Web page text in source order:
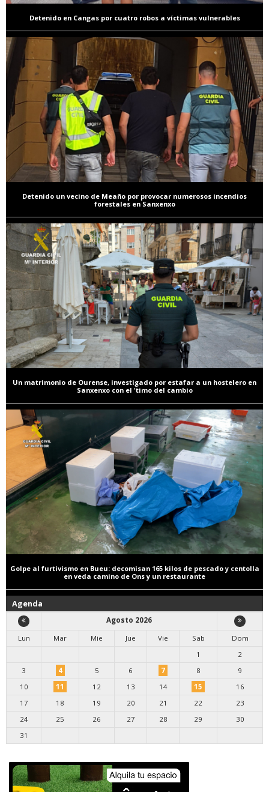
Detenido en Cangas por cuatro robos a víctimas vulnerables
Detenido un vecino de Meaño por provocar numerosos incendios
forestales en Sanxenxo
Un matrimonio de Ourense, investigado por estafar a un hostelero en
Sanxenxo con el 'timo del cambio
Golpe al furtivismo en Bueu: decomisan 165 kilos de pescado y centolla
en veda camino de Ons y un restaurante
Agenda
Agosto 2026
Lun
Mar Mie Jue Vie Sab
Dom
1
2
3
4 5 6 7 8
9
10
11 12 13 14 15
16
17
18 19 20 21 22
23
24
25 26 27 28 29
30
31